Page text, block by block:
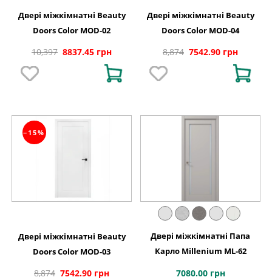
Двері міжкімнатні Beauty
Doors Color MOD-02
10,397 8837.45 грн
Двері міжкімнатні Beauty
Doors Color MOD-04
8,874 7542.90 грн
−15%
Двері міжкімнатні Beauty
Doors Color MOD-03
8,874 7542.90 грн
Двері міжкімнатні Папа
Карло Millenium ML-62
7080.00 грн